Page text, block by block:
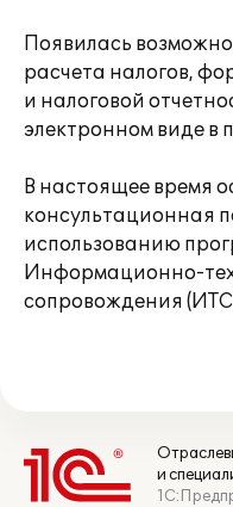
Появилась
расчета налогов,
и налоговой
электронном виде
В настоящее время
консультационная
использованию
Информационно-
сопровождения
и